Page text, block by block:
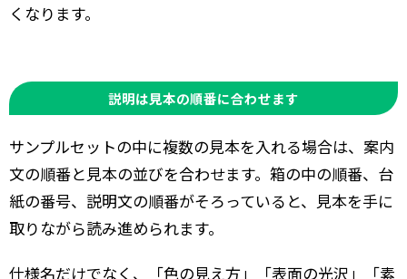
くなります。
説明は見本の順番に合わせます
サンプルセットの中に複数の見本を入れる場合は、案内
文の順番と見本の並びを合わせます。箱の中の順番、台
紙の番号、説明文の順番がそろっていると、見本を手に
取りながら読み進められます。
仕様名だけでなく、「色の見え方」「表面の光沢」「素